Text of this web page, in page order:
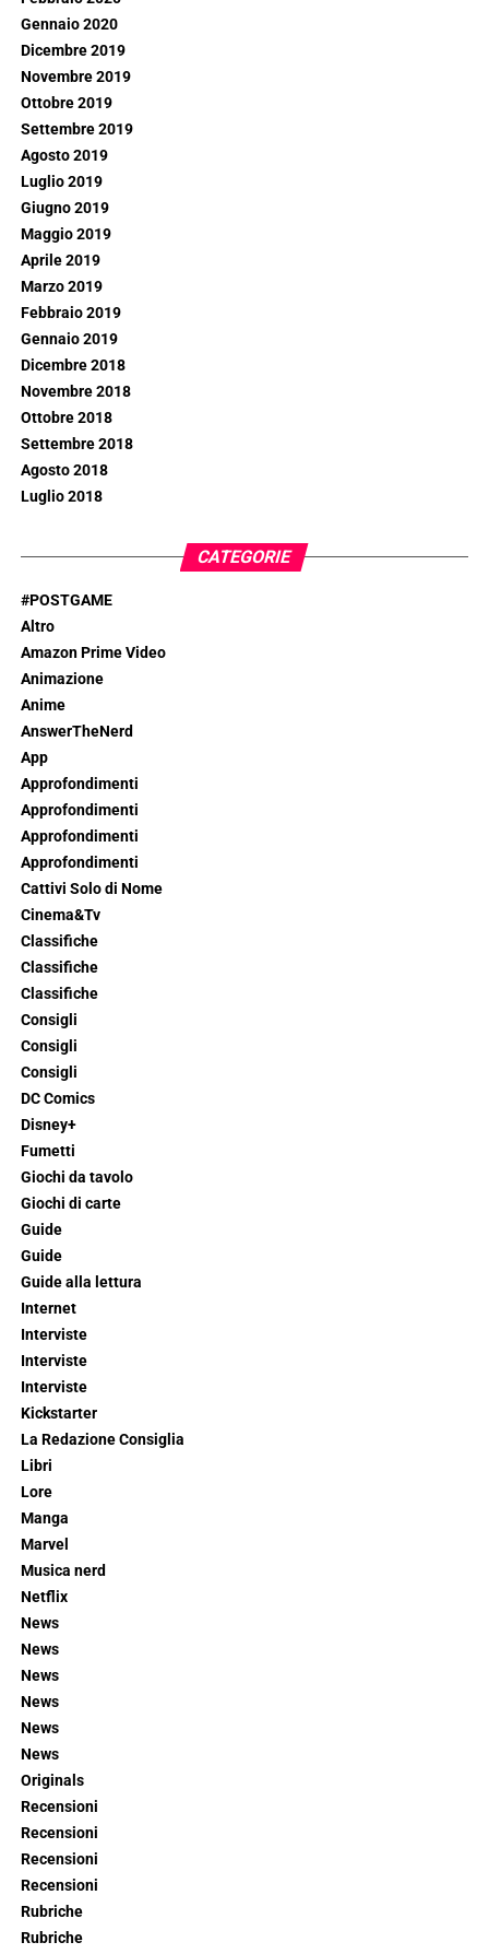
Gennaio 2020
Dicembre 2019
Novembre 2019
Ottobre 2019
Settembre 2019
Agosto 2019
Luglio 2019
Giugno 2019
Maggio 2019
Aprile 2019
Marzo 2019
Febbraio 2019
Gennaio 2019
Dicembre 2018
Novembre 2018
Ottobre 2018
Settembre 2018
Agosto 2018
Luglio 2018
CATEGORIE
#POSTGAME
Altro
Amazon Prime Video
Animazione
Anime
AnswerTheNerd
App
Approfondimenti
Approfondimenti
Approfondimenti
Approfondimenti
Cattivi Solo di Nome
Cinema&Tv
Classifiche
Classifiche
Classifiche
Consigli
Consigli
Consigli
DC Comics
Disney+
Fumetti
Giochi da tavolo
Giochi di carte
Guide
Guide
Guide alla lettura
Internet
Interviste
Interviste
Interviste
Kickstarter
La Redazione Consiglia
Libri
Lore
Manga
Marvel
Musica nerd
Netflix
News
News
News
News
News
News
Originals
Recensioni
Recensioni
Recensioni
Recensioni
Rubriche
Rubriche